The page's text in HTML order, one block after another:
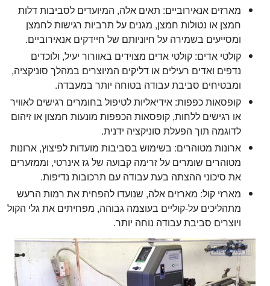
מארזים אנאירוביים: תאים אלה, המיועדים לסביבות דלות
חמצן או נטולות חמצן, מגנים על תרביות רגישות לחמצן
ומסייעים בשמירה על חיוניותם של חיידקים אנאירוביים.
קולטי אדים: קולטי אדים מצוידים באוורור יעיל, ולוכדים
נדפים ואדים רעילים או דליקים המיוצרים במהלך סוניקציה,
ומבטיחים סביבת עבודה בטוחה יותר במעבדה.
קופסאות כפפות: אידיאליות לטיפול בחומרים רגישים לאוויר
או רגישים ללחות, קופסאות הכפפות מונעות חמצון או זיהום
לדוגמה תוך הפעלת סוניקציה ידנית.
ארונות מטוהרים: בשימוש בסביבות מועדות לפיצוץ, ארונות
מטוהרים שומרים על זרימה קבועה של גז אינרטי, וממזערים
את סיכוני ההצתה בעת עבודה עם תרכובות נדיפות.
מארזי קול: מארזים אלה, שנועדו להפחית את רמות הרעש
מתהליכים על-קוליים בעוצמה גבוהה, מפחיתים את גלי הקול
ויוצרים סביבת עבודה נוחה יותר.